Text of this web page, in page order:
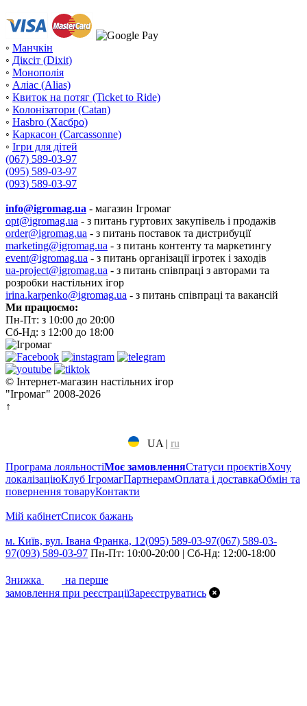
◦ Манчкін
◦ Діксіт (Dixit)
◦ Монополія
◦ Аліас (Alias)
◦ Квиток на потяг (Ticket to Ride)
◦ Колонізатори (Catan)
◦ Hasbro (Хасбро)
◦ Каркасон (Carcassonne)
◦ Ігри для дітей
(067) 589-03-97
(095) 589-03-97
(093) 589-03-97
info@igromag.ua - магазин Ігромаг
opt@igromag.ua - з питань гуртових закупівель і продажів
order@igromag.ua - з питань поставок та дистрибуції
marketing@igromag.ua - з питань контенту та маркетингу
event@igromag.ua - з питань організації ігротек і заходів
ua-project@igromag.ua - з питань співпраці з авторами та
розробки настільних ігор
irina.karpenko@igromag.ua - з питань співпраці та вакансій
Ми працюємо:
Пн-Пт: з 10:00 до 20:00
Сб-Нд: з 12:00 до 18:00
© Інтернет-магазин настільних ігор
"Ігромаг" 2008-2026
↑
UA | ru
Програма лояльностіМоє замовленняСтатуси проєктівХочу
локалізаціюКлуб ІгромагПартнерамОплата і доставкаОбмін та
повернення товаруКонтакти
Мій кабінетCписок бажань
м. Київ, вул. Івана Франка, 12(095) 589-03-97(067) 589-03-
97(093) 589-03-97 Пн-Пт: 10:00-20:00 | Сб-Нд: 12:00-18:00
Знижка
на перше
замовлення при реєстраціїЗареєструватись